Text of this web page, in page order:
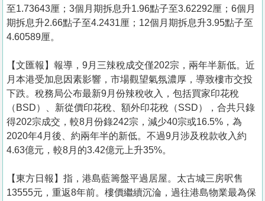
至1.73643厘；3個月期拆息升1.96點子至3.62292厘；6個月
期拆息升2.66點子至4.2431厘；12個月期拆息升3.95點子至
4.60589厘。
【文匯報】報導，9月三辣稅成交僅202宗，兩年半新低。近
月本港受加息因素影響，市場觀望氣氛濃厚，導致樓市交投
下跌。稅務局公布最新9月份辣稅收入，包括買家印花稅
（BSD）、新從價印花稅、額外印花稅（SSD），合共只錄
得202宗成交，較8月份錄242宗，減少40宗或16.5%，為
2020年4月後、約兩年半的新低。不過9月涉及稅款收入約
4.63億元，較8月的3.42億元上升35%。
【東方日報】指，港島藍籌盤平過居屋。太古城三房呎售
13555元，重返8年前。樓價繼續沉淪，過往港島物業最為保